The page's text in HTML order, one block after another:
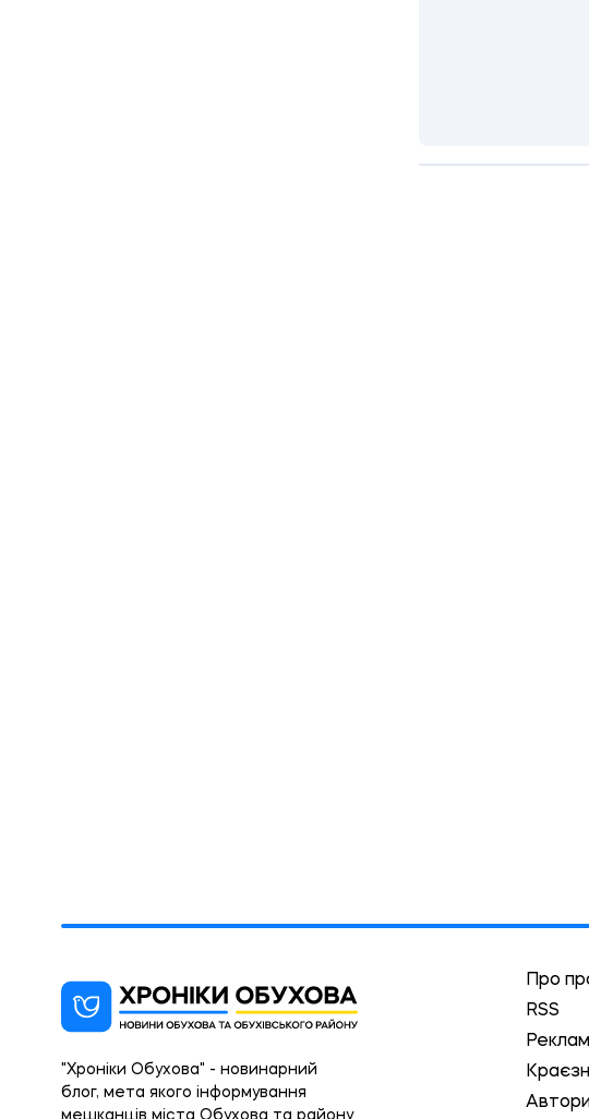
Про
RSS
"Хроніки Обухова" - новинарний
блог, мета якого інформування
мешканців міста Обухова та району